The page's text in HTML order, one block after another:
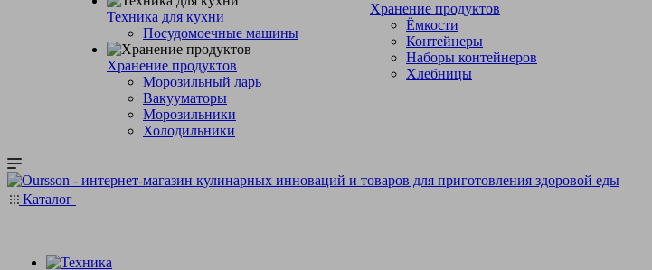
Техника для кухни
Посудомоечные машины
Хранение продуктов
Морозильный ларь
Вакууматоры
Морозильники
Холодильники
Хранение продуктов
Ёмкости
Контейнеры
Наборы контейнеров
Хлебницы
Каталог